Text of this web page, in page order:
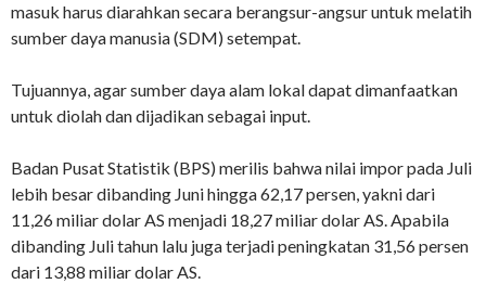
masuk harus diarahkan secara berangsur-angsur untuk melatih
sumber daya manusia (SDM) setempat.
Tujuannya, agar sumber daya alam lokal dapat dimanfaatkan
untuk diolah dan dijadikan sebagai input.
Badan Pusat Statistik (BPS) merilis bahwa nilai impor pada Juli
lebih besar dibanding Juni hingga 62,17 persen, yakni dari
11,26 miliar dolar AS menjadi 18,27 miliar dolar AS. Apabila
dibanding Juli tahun lalu juga terjadi peningkatan 31,56 persen
dari 13,88 miliar dolar AS.